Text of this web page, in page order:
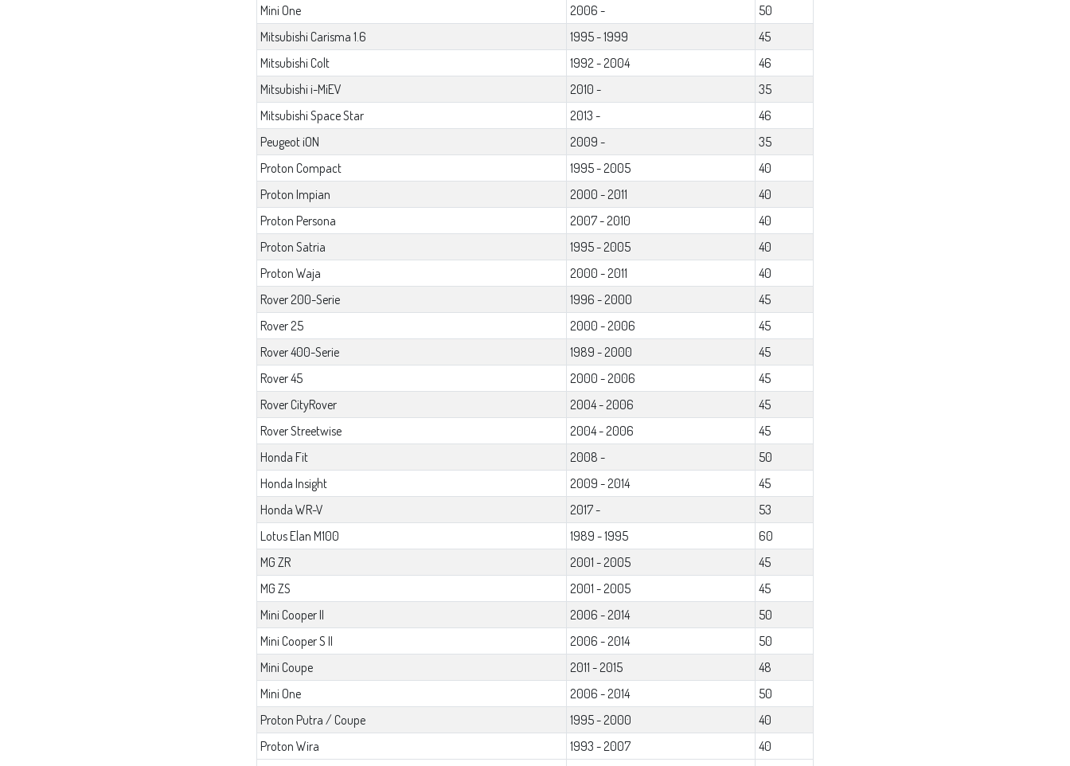
Mini One
2006 -
50
Mitsubishi Carisma 1.6
1995 - 1999
45
Mitsubishi Colt
1992 - 2004
46
Mitsubishi i-MiEV
2010 -
35
Mitsubishi Space Star
2013 -
46
Peugeot iON
2009 -
35
Proton Compact
1995 - 2005
40
Proton Impian
2000 - 2011
40
Proton Persona
2007 - 2010
40
Proton Satria
1995 - 2005
40
Proton Waja
2000 - 2011
40
Rover 200-Serie
1996 - 2000
45
Rover 25
2000 - 2006
45
Rover 400-Serie
1989 - 2000
45
Rover 45
2000 - 2006
45
Rover CityRover
2004 - 2006
45
Rover Streetwise
2004 - 2006
45
Honda Fit
2008 -
50
Honda Insight
2009 - 2014
45
Honda WR-V
2017 -
53
Lotus Elan M100
1989 - 1995
60
MG ZR
2001 - 2005
45
MG ZS
2001 - 2005
45
Mini Cooper II
2006 - 2014
50
Mini Cooper S II
2006 - 2014
50
Mini Coupe
2011 - 2015
48
Mini One
2006 - 2014
50
Proton Putra / Coupe
1995 - 2000
40
Proton Wira
1993 - 2007
40